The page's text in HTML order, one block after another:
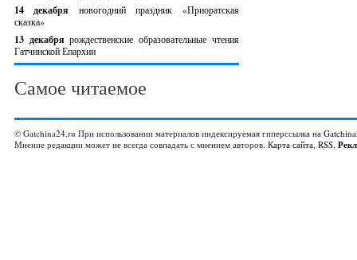
14 декабря новогодний праздник «Приоратская
сказка»
13 декабрярождественские образовательные чтения
Гатчинской Епархии
Самое читаемое
© Gatchina24.ru При использовании материалов индексируемая гиперссылка на
Мнение редакции может не всегда совпадать с мнением авторов. Карта сайта, RSS,